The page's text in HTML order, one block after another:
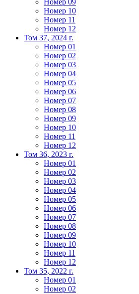
Номер 09
Номер 10
Номер 11
Номер 12
Том 37, 2024 г.
Номер 01
Номер 02
Номер 03
Номер 04
Номер 05
Номер 06
Номер 07
Номер 08
Номер 09
Номер 10
Номер 11
Номер 12
Том 36, 2023 г.
Номер 01
Номер 02
Номер 03
Номер 04
Номер 05
Номер 06
Номер 07
Номер 08
Номер 09
Номер 10
Номер 11
Номер 12
Том 35, 2022 г.
Номер 01
Номер 02